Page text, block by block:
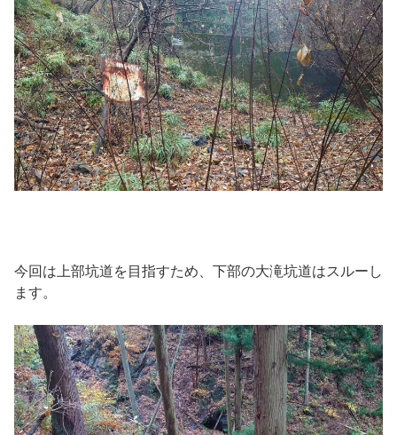
今回は上部坑道を目指すため、下部の大滝坑道はスルーし
ます。